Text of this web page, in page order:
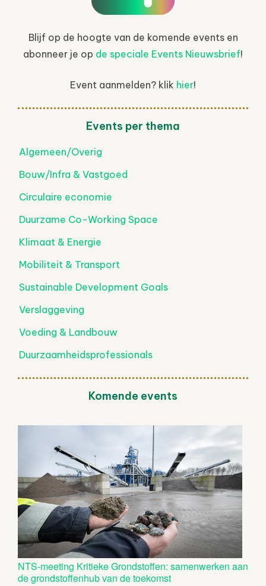
Blijf op de hoogte van de komende events en
abonneer je op de speciale Events Nieuwsbrief!
Event aanmelden? klik hier!
Events per thema
Algemeen/Overig
Bouw/Infra & Vastgoed
Circulaire economie
Duurzame Co-Working Space
Klimaat & Energie
Mobiliteit & Transport
Sustainable Development Goals
Verslaggeving
Voeding & Landbouw
Duurzaamheidsprofessionals
Komende events
NTS-meeting Kritieke Grondstoffen: samenwerken aan
de grondstoffenhub van de toekomst